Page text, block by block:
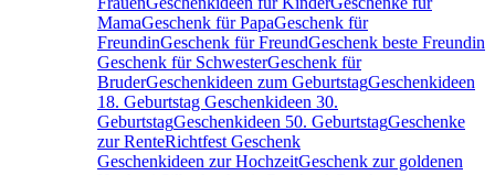
MamaGeschenk für PapaGeschenk für
FreundinGeschenk für FreundGeschenk beste Freundin
Geschenk für SchwesterGeschenk für
BruderGeschenkideen zum GeburtstagGeschenkideen
18. Geburtstag Geschenkideen 30.
GeburtstagGeschenkideen 50. GeburtstagGeschenke
zur RenteRichtfest Geschenk
Geschenkideen zur HochzeitGeschenk zur goldenen